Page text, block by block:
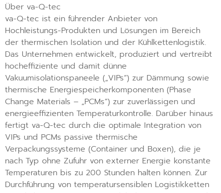
Über va-Q-tec
va-Q-tec ist ein führender Anbieter von
Hochleistungs-Produkten und Lösungen im Bereich
der thermischen Isolation und der Kühlkettenlogistik.
Das Unternehmen entwickelt, produziert und vertreibt
hocheffiziente und damit dünne
Vakuumisolationspaneele („VIPs“) zur Dämmung sowie
thermische Energiespeicherkomponenten (Phase
Change Materials – „PCMs“) zur zuverlässigen und
energieeffizienten Temperaturkontrolle. Darüber hinaus
fertigt va-Q-tec durch die optimale Integration von
VIPs und PCMs passive thermische
Verpackungssysteme (Container und Boxen), die je
nach Typ ohne Zufuhr von externer Energie konstante
Temperaturen bis zu 200 Stunden halten können. Zur
Durchführung von temperatursensiblen Logistikketten